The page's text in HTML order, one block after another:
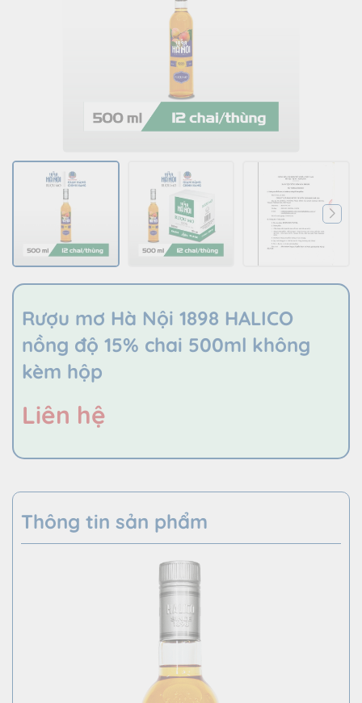
Rượu mơ Hà Nội 1898 HALICO
nồng độ 15% chai 500ml không
kèm hộp
Liên hệ
Thông tin sản phẩm